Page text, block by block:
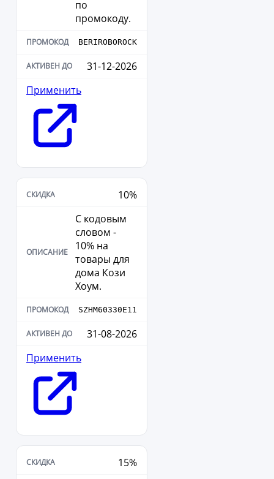
по
промокоду.
BERIROBOROCK
31-12-2026
Применить
10%
С кодовым
словом -
10% на
товары для
дома Кози
Хоум.
SZHM60330E11
31-08-2026
Применить
15%